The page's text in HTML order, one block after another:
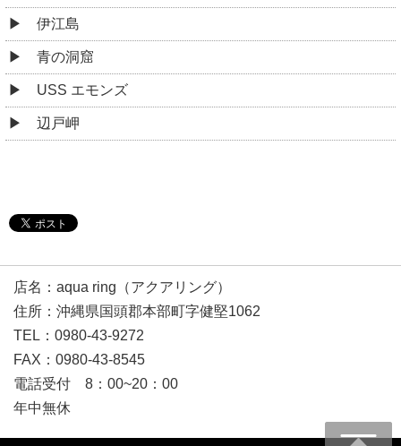
伊江島
青の洞窟
USS エモンズ
辺戸岬
店名：aqua ring（アクアリング）
住所：沖縄県国頭郡本部町字健堅1062
TEL：0980-43-9272
FAX：0980-43-8545
電話受付 8：00~20：00
年中無休